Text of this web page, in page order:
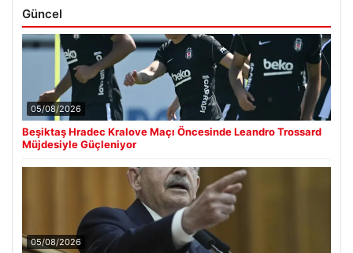
Güncel
05/08/2026
Beşiktaş Hradec Kralove Maçı Öncesinde Leandro Trossard
Müjdesiyle Güçleniyor
05/08/2026